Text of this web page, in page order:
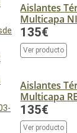
Aislantes
Multicapa
135€
Ver producto
Aislantes
Multicapa
135€
Ver producto